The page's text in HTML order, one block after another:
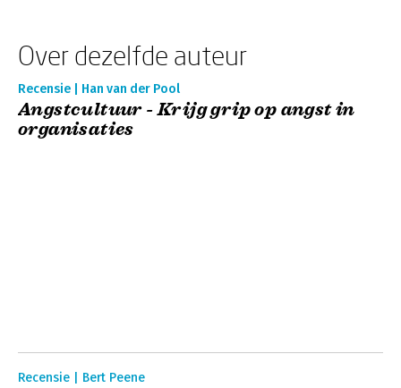
Over dezelfde auteur
Recensie | Han van der Pool
Angstcultuur - Krijg grip op angst in
organisaties
Recensie | Bert Peene